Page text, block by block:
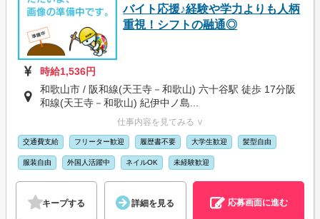
バイト応援♪経験や学力よりも人柄
重視！シフトの融通◎
時給1,536円
和歌山市 / 阪和線(天王寺－和歌山) 六十谷駅 徒歩 17分阪
和線(天王寺－和歌山) 紀伊中ノ島...
仕事内容を見てみる ∨
交通費支給 フリーター歓迎 履歴書不要 大学生歓迎 髪型自由
服装自由 外国人活躍中 ネイルOK 未経験歓迎
キープする 詳細を見る 応募画面に進む